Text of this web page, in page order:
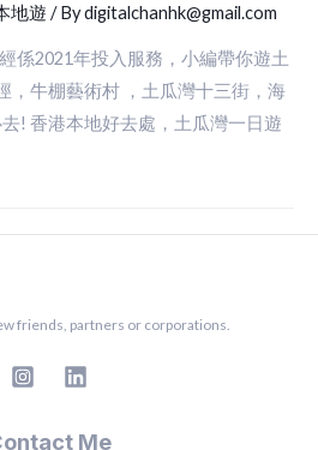
地遊 / Bydigitalchanhk@gmail.com
係2021年投入服務，小編帶你遊土
，牛棚藝術村 ，土瓜灣十三街，海
! 香港本地好去處，土瓜灣一日遊
friends, partners or corporations.
Me